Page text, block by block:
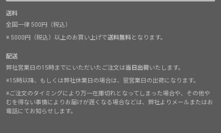
送料
全国一律 500円（税込）
※ 5000円（税込）以上のお買い上げで送料無料となります。
配送
弊社営業日の15時までにいただいたご注文は当日出荷いたします。
※15時以降、もしくは弊社休業日の場合は、翌営業日の出荷になります。
※ご注文のタイミングにより万一在庫切れとなってしまった場合や、その他や
むを得ない事情によりお届けが遅くなる場合などは、弊社よりメールまたはお
電話にてお知らせします。